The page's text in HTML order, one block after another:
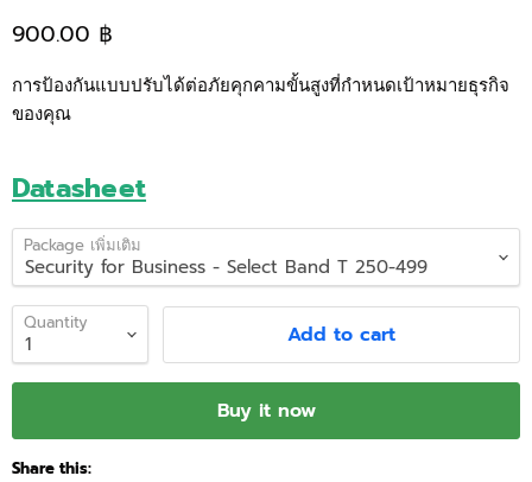
900.00 ฿
การป้องกันแบบปรับได้ต่อภัยคุกคามขั้นสูงที่กำหนดเป้าหมายธุรกิจ
ของคุณ
Datasheet
Package เพิ่มเติม
Quantity Add to cart
Buy it now
Share this: